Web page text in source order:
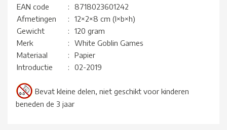
EAN code
:
8718023601242
Afmetingen
:
12×2×8 cm (l×b×h)
Gewicht
:
120 gram
Merk
:
White Goblin Games
Materiaal
:
Papier
Introductie
: 02-2019
Bevat kleine delen, niet geschikt voor kinderen
beneden de 3 jaar